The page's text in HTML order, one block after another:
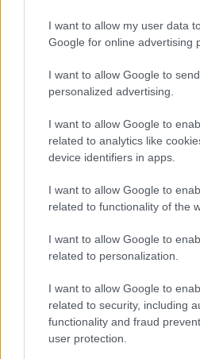
I want to allow my user data
Google for online advertising
I want to allow Google to
personalized advertising.
I want to allow Google to
related to analytics like
device identifiers in apps.
I want to allow Google to
related to functionality of the
I want to allow Google to
related to personalization.
I want to allow Google to
related to security, including
functionality and fraud
user protection.
accoglienza minori
Olbia, divieto di sosta
esplode la protesta
Pausa caffè
soluzione ideale per la
Monte Pino, la fine di
rinascita della
Raid nelle
la rete elettrica
Monte Pino, via i